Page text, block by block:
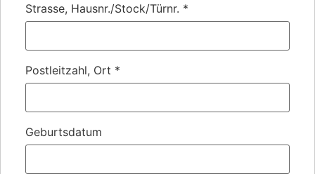
Strasse, Hausnr./Stock/Türnr. *
Postleitzahl, Ort *
Geburtsdatum